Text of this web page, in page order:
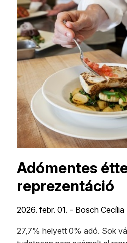
Adómentes
reprezentáció
2026. febr. 01. - Bosch Cecília
27,7% helyett 0% adó. Sok